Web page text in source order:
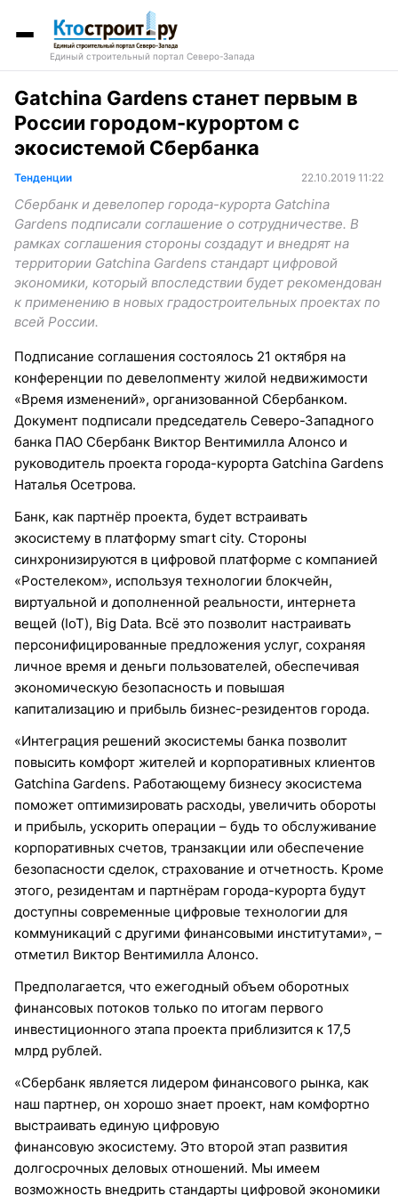
Единый строительный портал Северо-Запада
Gatchina Gardens станет первым в
России городом-курортом с
экосистемой Сбербанка
Тенденции 22.10.2019 11:22
Сбербанк и девелопер города-курорта Gatchina
Gardens подписали соглашение о сотрудничестве. В
рамках соглашения стороны создадут и внедрят на
территории Gatchina Gardens стандарт цифровой
экономики, который впоследствии будет рекомендован
к применению в новых градостроительных проектах по
всей России.
Подписание соглашения состоялось 21 октября на
конференции по девелопменту жилой недвижимости
«Время изменений», организованной Сбербанком.
Документ подписали председатель Северо-Западного
банка ПАО Сбербанк Виктор Вентимилла Алонсо и
руководитель проекта города-курорта Gatchina Gardens
Наталья Осетрова.
Банк, как партнёр проекта, будет встраивать
экосистему в платформу smart city. Стороны
синхронизируются в цифровой платформе с компанией
«Ростелеком», используя технологии блокчейн,
виртуальной и дополненной реальности, интернета
вещей (IoT), Big Data. Всё это позволит настраивать
персонифицированные предложения услуг, сохраняя
личное время и деньги пользователей, обеспечивая
экономическую безопасность и повышая
капитализацию и прибыль бизнес-резидентов города.
«Интеграция решений экосистемы банка позволит
повысить комфорт жителей и корпоративных клиентов
Gatchina Gardens. Работающему бизнесу экосистема
поможет оптимизировать расходы, увеличить обороты
и прибыль, ускорить операции – будь то обслуживание
корпоративных счетов, транзакции или обеспечение
безопасности сделок, страхование и отчетность. Кроме
этого, резидентам и партнёрам города-курорта будут
доступны современные цифровые технологии для
коммуникаций с другими финансовыми институтами», –
отметил Виктор Вентимилла Алонсо.
Предполагается, что ежегодный объем оборотных
финансовых потоков только по итогам первого
инвестиционного этапа проекта приблизится к 17,5
млрд рублей.
«Сбербанк является лидером финансового рынка, как
наш партнер, он хорошо знает проект, нам комфортно
выстраивать единую цифровую
финансовую экосистему. Это второй этап развития
долгосрочных деловых отношений. Мы имеем
возможность внедрить стандарты цифровой экономики